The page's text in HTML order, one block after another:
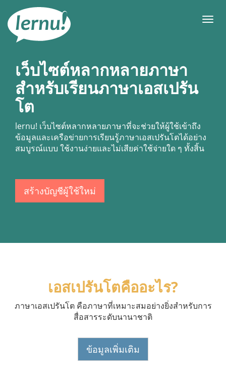
สารบัญ
เมนู
เว็บไซต์หลากหลายภาษา
สำหรับเรียนภาษาเอสเปรัน
โต
lernu! เว็บไซต์หลากหลายภาษาที่จะช่วยให้ผู้ใช้เข้าถึง
ข้อมูลและเครือข่ายการเรียนรู้ภาษาเอสเปรันโตได้อย่าง
สมบูรณ์แบบ ใช้งานง่ายและไม่เสียค่าใช้จ่ายใด ๆ ทั้งสิ้น
สร้างบัญชีผู้ใช้ใหม่
เอสเปรันโตคืออะไร?
ภาษาเอสเปรันโต คือภาษาที่เหมาะสมอย่างยิ่งสำหรับการ
สื่อสารระดับนานาชาติ
ข้อมูลเพิ่มเติม